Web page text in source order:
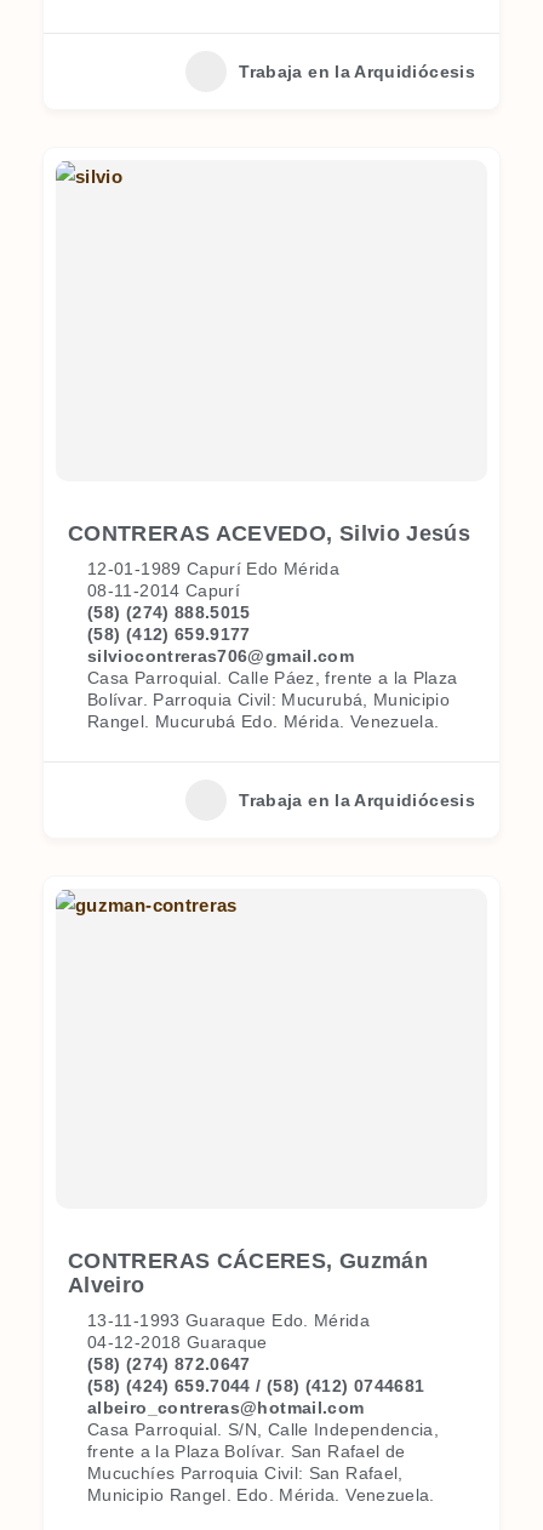
Trabaja en la Arquidiócesis
CONTRERAS ACEVEDO, Silvio Jesús
12-01-1989 Capurí Edo Mérida
08-11-2014 Capurí
(58) (274) 888.5015
(58) (412) 659.9177
silviocontreras706@gmail.com
Casa Parroquial. Calle Páez, frente a la Plaza
Bolívar. Parroquia Civil: Mucurubá, Municipio
Rangel. Mucurubá Edo. Mérida. Venezuela.
Trabaja en la Arquidiócesis
CONTRERAS CÁCERES, Guzmán
Alveiro
13-11-1993 Guaraque Edo. Mérida
04-12-2018 Guaraque
(58) (274) 872.0647
(58) (424) 659.7044 / (58) (412) 0744681
albeiro_contreras@hotmail.com
Casa Parroquial. S/N, Calle Independencia,
frente a la Plaza Bolívar. San Rafael de
Mucuchíes Parroquia Civil: San Rafael,
Municipio Rangel. Edo. Mérida. Venezuela.